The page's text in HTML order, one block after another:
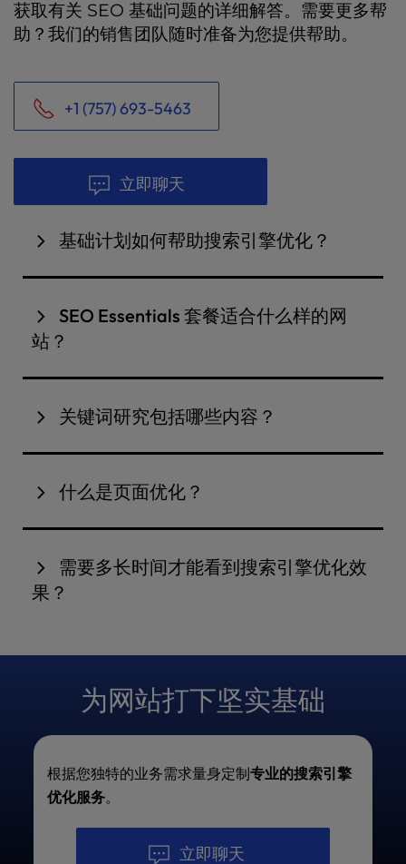
获取有关 SEO 基础问题的详细解答。需要更多帮
助？我们的销售团队随时准备为您提供帮助。
+1 (757) 693-5463
立即聊天
基础计划如何帮助搜索引擎优化？
基础计划为您的网站建立搜索引擎优化的基础。其中
面都设置正确，以便在搜索引擎中找到，并检查您的
网站是否整体运行良好。这有助于您的网站在正确的
起点上吸引更多访问者。
SEO Essentials 套餐适合什么样的网
站？
SEO Essentials 套餐是小型企业、初创公司、博客
择。它非常适合需要基本优化的 网站，如关键词研
究、元标签和技术性搜索引擎优化修复，而不需要高
关键词研究包括哪些内容？
关键词研究包括确定目标受众正在使用的最相关、最
用户意图，以找到最适合您企业的关键词。正确的关
键词研究有助于优化您的内容并提高搜索排名。
什么是页面优化？
页面优化包括改进网站的各种元素，以提高搜索能见
容、内部链接、图像和页面速度。它能确保您的网站
结构合理，既能为搜索引擎服务，又能为访问者提供
需要多长时间才能看到搜索引擎优化效
果？
网站权威性而异。通常情况下，您可能会在 4-6 周内
多的流量--可能需要 3-6 个月或更长的时间。
为网站打下坚实基础
根据您独特的业务需求量身定制专业的搜索引擎
优化服务。
立即聊天